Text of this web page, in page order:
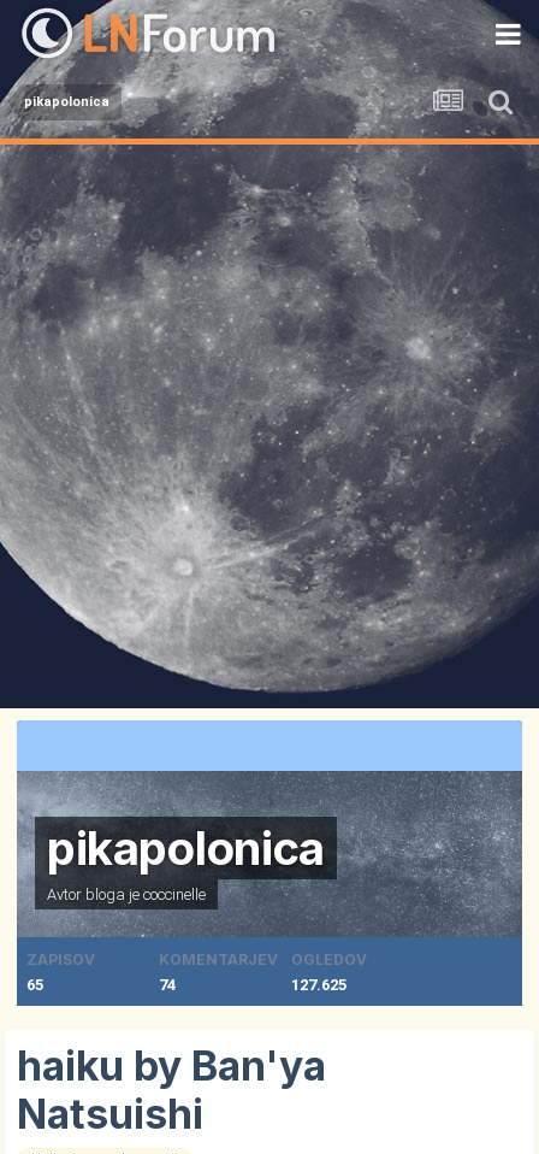
pikapolonica
pikapolonica
Avtor bloga jecoccinelle
ZAPISOV
65
KOMENTARJEV
74
OGLEDOV
127.625
haiku by Ban'ya
Natsuishi